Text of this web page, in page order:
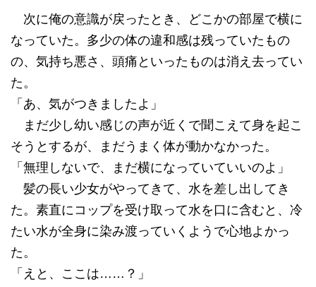
次に俺の意識が戻ったとき、どこかの部屋で横に
なっていた。多少の体の違和感は残っていたもの
の、気持ち悪さ、頭痛といったものは消え去ってい
た。
「あ、気がつきましたよ」
まだ少し幼い感じの声が近くで聞こえて身を起こ
そうとするが、まだうまく体が動かなかった。
「無理しないで、まだ横になっていていいのよ」
髪の長い少女がやってきて、水を差し出してき
た。素直にコップを受け取って水を口に含むと、冷
たい水が全身に染み渡っていくようで心地よかっ
た。
「えと、ここは……？」